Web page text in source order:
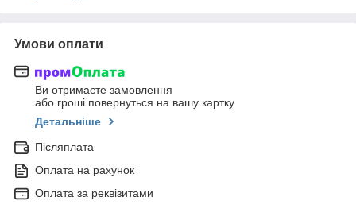
Умови оплати
Ви отримаєте замовлення
або гроші повернуться на вашу картку
Детальніше
Післяплата
Оплата на рахунок
Оплата за реквізитами